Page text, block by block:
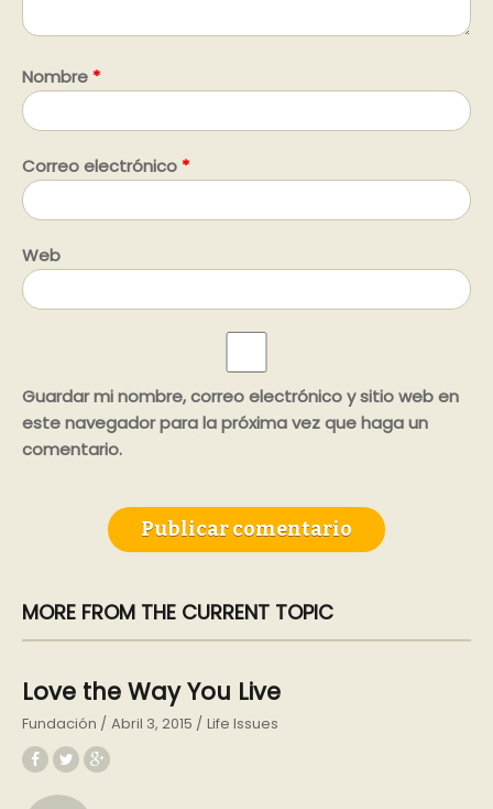
Nombre *
Correo electrónico *
Web
Guardar mi nombre, correo electrónico y sitio web en
este navegador para la próxima vez que haga un
comentario.
MORE FROM THE CURRENT TOPIC
Love the Way You Live
Fundación Abril 3, 2015 Life Issues